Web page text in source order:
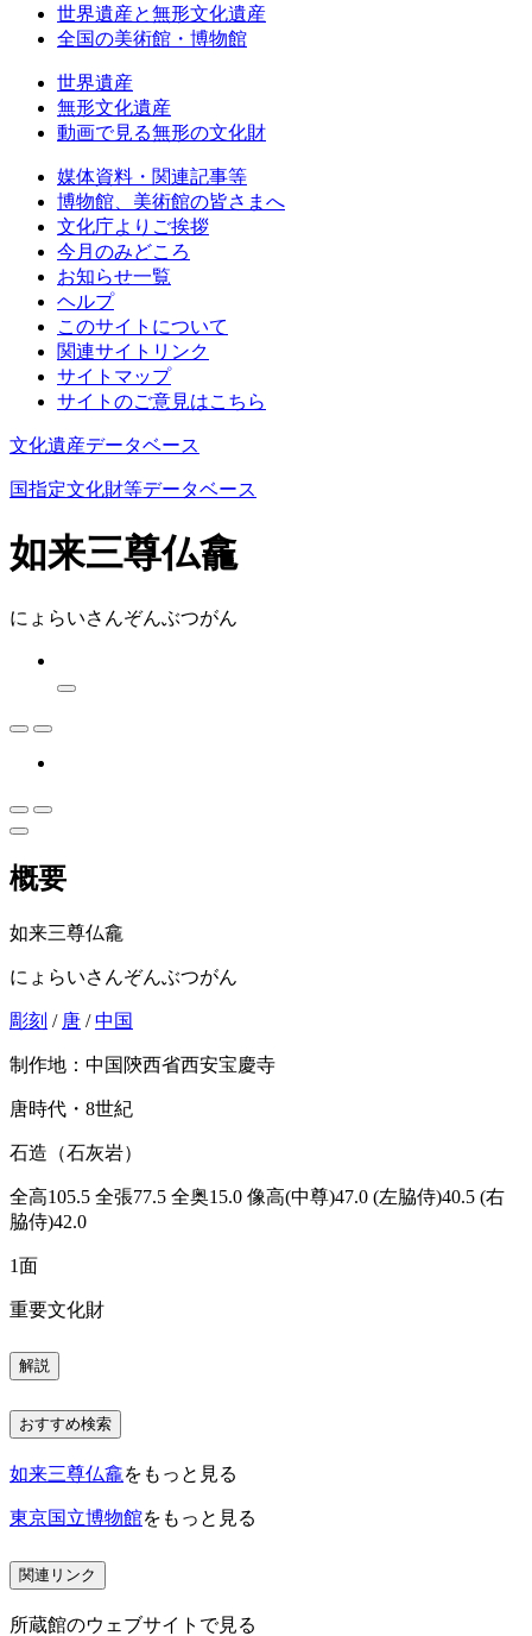
世界遺産と無形文化遺産
全国の美術館・博物館
世界遺産
無形文化遺産
動画で見る無形の文化財
媒体資料・関連記事等
博物館、美術館の皆さまへ
文化庁よりご挨拶
今月のみどころ
お知らせ一覧
ヘルプ
このサイトについて
関連サイトリンク
サイトマップ
サイトのご意見はこちら
文化遺産データベース
国指定文化財等データベース
如来三尊仏龕
にょらいさんぞんぶつがん
概要
如来三尊仏龕
にょらいさんぞんぶつがん
彫刻 / 唐 /中国
制作地：中国陝西省西安宝慶寺
唐時代・8世紀
石造（石灰岩）
全高105.5 全張77.5 全奥15.0 像高(中尊)47.0 (左脇侍)40.5 (右
脇侍)42.0
1面
重要文化財
解説
おすすめ検索
如来三尊仏龕をもっと見る
東京国立博物館をもっと見る
関連リンク
所蔵館のウェブサイトで見る